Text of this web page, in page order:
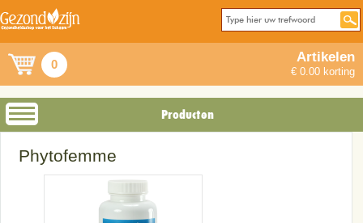
0 Artikelen
€ 0.00 korting
Producten
Phytofemme